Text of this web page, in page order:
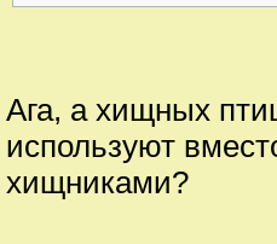
Ага, а хищных
используют
хищниками?